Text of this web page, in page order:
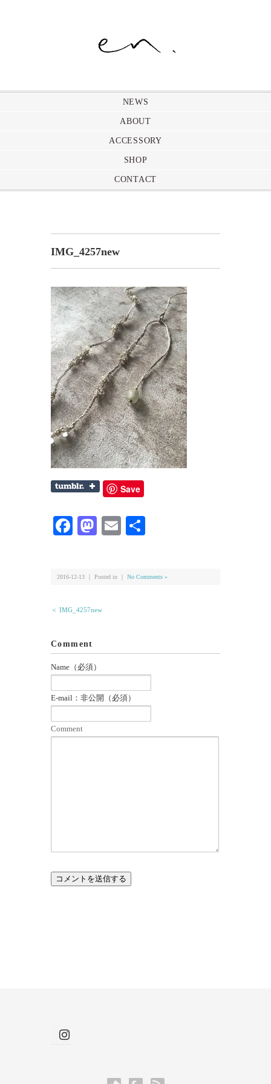
NEWS
ABOUT
ACCESSORY
SHOP
CONTACT
IMG_4257new
Save
Facebook
Mastodon
Email
2016-12-13 ｜ Posted in ｜ No Comments »
＜ IMG_4257new
Comment
Name（必須）
E-mail：非公開（必須）
Comment